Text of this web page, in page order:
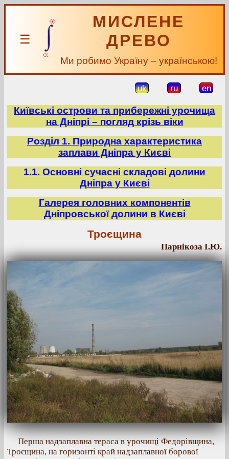
☰
МИСЛЕНЕ
ДРЕВО
Ми робимо Україну – українською!
uk ru en
Київські острови та прибережні урочища
на Дніпрі – погляд крізь віки
Розділ 1. Природна характеристика
заплави Дніпра у Києві
1.1. Основні сучасні складові долини
Дніпра у Києві
Галерея головних компонентів
Дніпровської долини в Києві
Троєщина
Парнікоза І.Ю.
Перша надзаплавна тераса в урочищі Федорівщина,
Троєщина, на горизонті край надзаплавної борової